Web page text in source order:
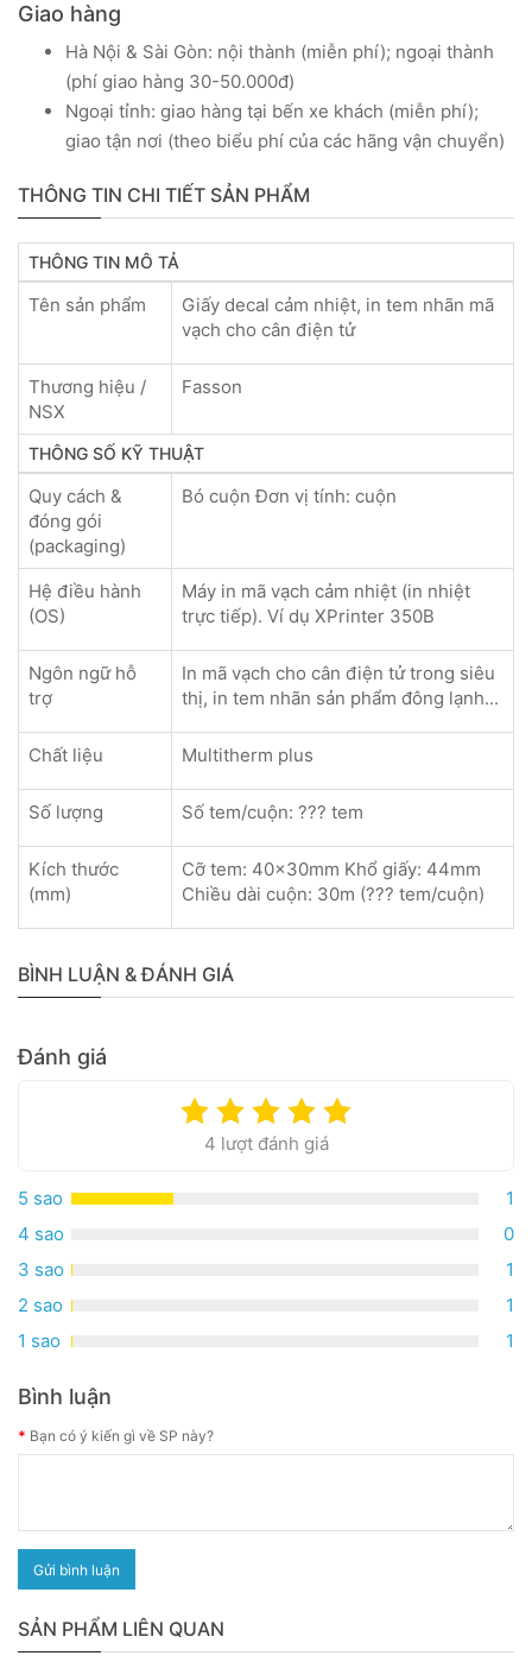
Giao hàng
Hà Nội & Sài Gòn: nội thành (miễn phí); ngoại thành
(phí giao hàng 30-50.000đ)
Ngoại tỉnh: giao hàng tại bến xe khách (miễn phí);
giao tận nơi (theo biểu phí của các hãng vận chuyển)
THÔNG TIN CHI TIẾT SẢN PHẨM
THÔNG TIN MÔ TẢ
Tên sản phẩm
Giấy decal cảm nhiệt, in tem nhãn mã
vạch cho cân điện tử
Thương hiệu /
NSX
Fasson
THÔNG SỐ KỸ THUẬT
Quy cách &
đóng gói
(packaging)
Bó cuộn Đơn vị tính: cuộn
Hệ điều hành
(OS)
Máy in mã vạch cảm nhiệt (in nhiệt
trực tiếp). Ví dụ XPrinter 350B
Ngôn ngữ hỗ
trợ
In mã vạch cho cân điện tử trong siêu
thị, in tem nhãn sản phẩm đông lạnh...
Chất liệu Multitherm plus
Số lượng Số tem/cuộn: ??? tem
Kích thước
(mm)
Cỡ tem: 40x30mm Khổ giấy: 44mm
Chiều dài cuộn: 30m (??? tem/cuộn)
BÌNH LUẬN & ĐÁNH GIÁ
Đánh giá
4 lượt đánh giá
5 sao
1
4 sao
0
3 sao
1
2 sao
1
1 sao
1
Bình luận
Bạn có ý kiến gì về SP này?
Gửi bình luận
SẢN PHẨM LIÊN QUAN